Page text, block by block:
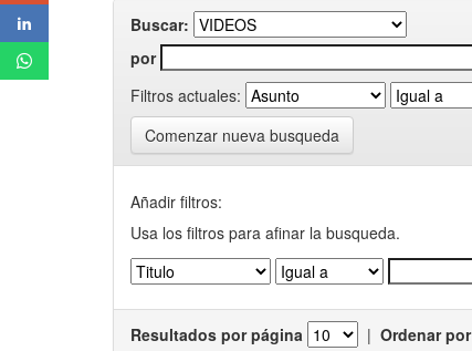
Buscar:
por
Filtros actuales:
Comenzar nueva busqueda
Añadir filtros:
Usa los filtros para afinar la busqueda.
Resultados por página | Ordenar por